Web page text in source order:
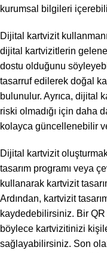
kurumsal bilgileri
Dijital kartvizit
dijital kartvizitlerin
dostu olduğunu
tasarruf edilerek doğal
bulunulur. Ayrıca, dijital
riski olmadığı için daha
kolayca güncellenebilir
Dijital kartvizit
tasarım programı veya
kullanarak kartvizit
Ardından, kartvizit
kaydedebilirsiniz. Bir
böylece kartvizitinizi
sağlayabilirsiniz. Son